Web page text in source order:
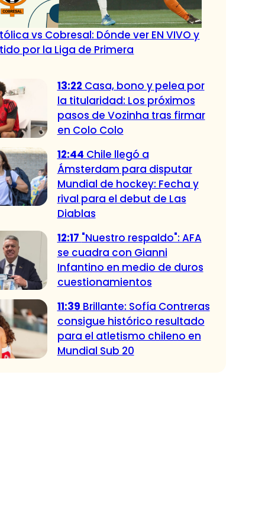
vs Cobresal: Dónde ver EN VIVO y
por la Liga de Primera
13:22 Casa, bono y pelea por
la titularidad: Los próximos
pasos de Vozinha tras firmar
en Colo Colo
12:44 Chile llegó a
Ámsterdam para disputar
Mundial de hockey: Fecha y
rival para el debut de Las
Diablas
12:17 "Nuestro respaldo": AFA
se cuadra con Gianni
Infantino en medio de duros
cuestionamientos
11:39 Brillante: Sofía Contreras
consigue histórico resultado
para el atletismo chileno en
Mundial Sub 20